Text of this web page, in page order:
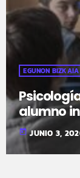
EGUNON BIZKAIA
alumno
today JUNIO 3,